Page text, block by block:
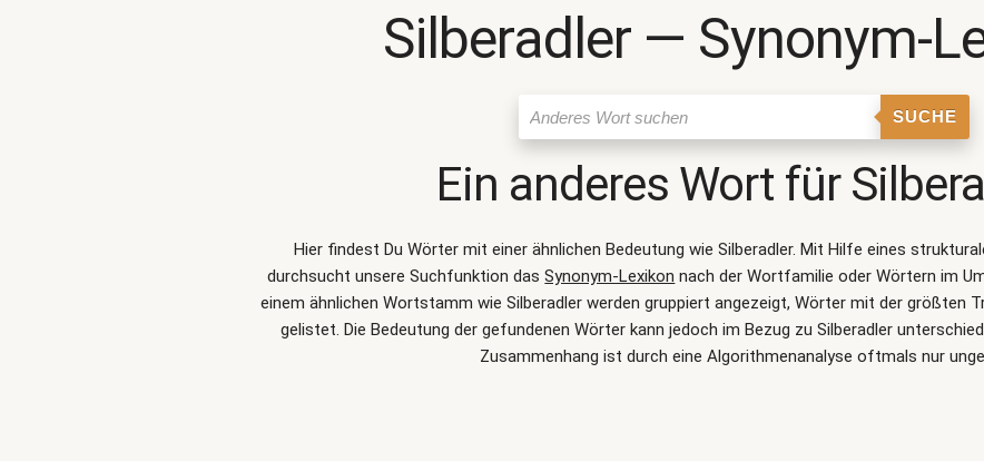
Silberadler ― Synonym-
SUCHE
Ein anderes Wort für
Hier findest Du Wörter mit einer ähnlichen Bedeutung wie Silberadler. Mit Hilfe eines
durchsucht unsere Suchfunktion dasSynonym-Lexikon nach der Wortfamilie oder Wörtern im
einem ähnlichen Wortstamm wie Silberadler werden gruppiert angezeigt, Wörter mit der größten
gelistet. Die Bedeutung der gefundenen Wörter kann jedoch im Bezug zu Silberadler
Zusammenhang ist durch eine Algorithmenanalyse oftmals nur